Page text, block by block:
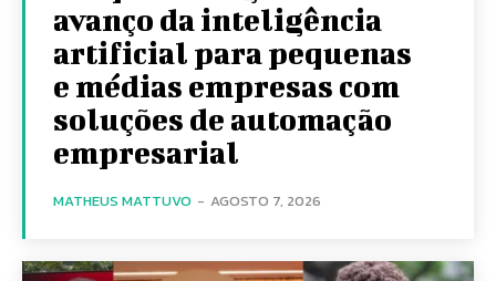
avanço da inteligência
artificial para pequenas
e médias empresas com
soluções de automação
empresarial
MATHEUS MATTUVO - AGOSTO 7, 2026